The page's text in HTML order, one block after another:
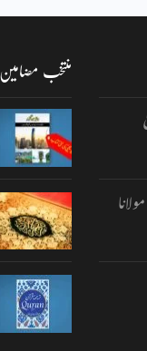
منتخب مضامین